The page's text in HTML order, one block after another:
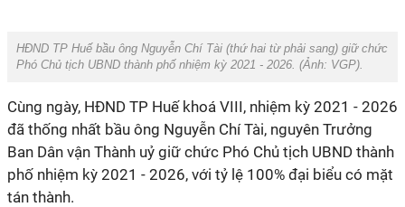
HĐND TP Huế bầu ông Nguyễn Chí Tài (thứ hai từ phải sang) giữ chức
Phó Chủ tịch UBND thành phố nhiệm kỳ 2021 - 2026. (Ảnh: VGP).
Cùng ngày, HĐND TP Huế khoá VIII, nhiệm kỳ 2021 - 2026
đã thống nhất bầu ông Nguyễn Chí Tài, nguyên Trưởng
Ban Dân vận Thành uỷ giữ chức Phó Chủ tịch UBND thành
phố nhiệm kỳ 2021 - 2026, với tỷ lệ 100% đại biểu có mặt
tán thành.